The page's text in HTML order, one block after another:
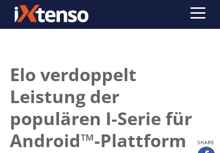
Elo verdoppelt
Leistung der
populären I-Serie für
Android™-Plattform